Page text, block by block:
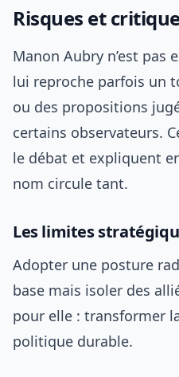
Risques et
Manon Aubry n’est pas
lui reproche parfois un
ou des propositions
certains observateurs.
le débat et expliquent
nom circule tant.
Les limites
Adopter une posture
base mais isoler des
pour elle : transformer
politique durable.